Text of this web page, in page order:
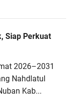
Siap Perkuat
2026–2031
Nahdlatul
Kab...